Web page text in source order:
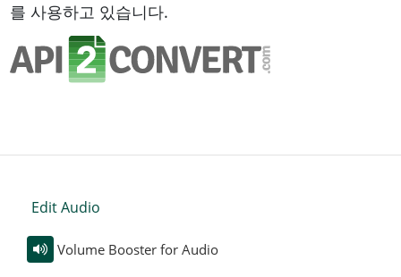
를 사용하고 있습니다.
Edit Audio
Volume Booster for Audio